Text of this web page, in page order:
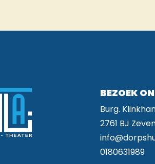
BEZOEK
Burg.
2761 BJ
0180631989